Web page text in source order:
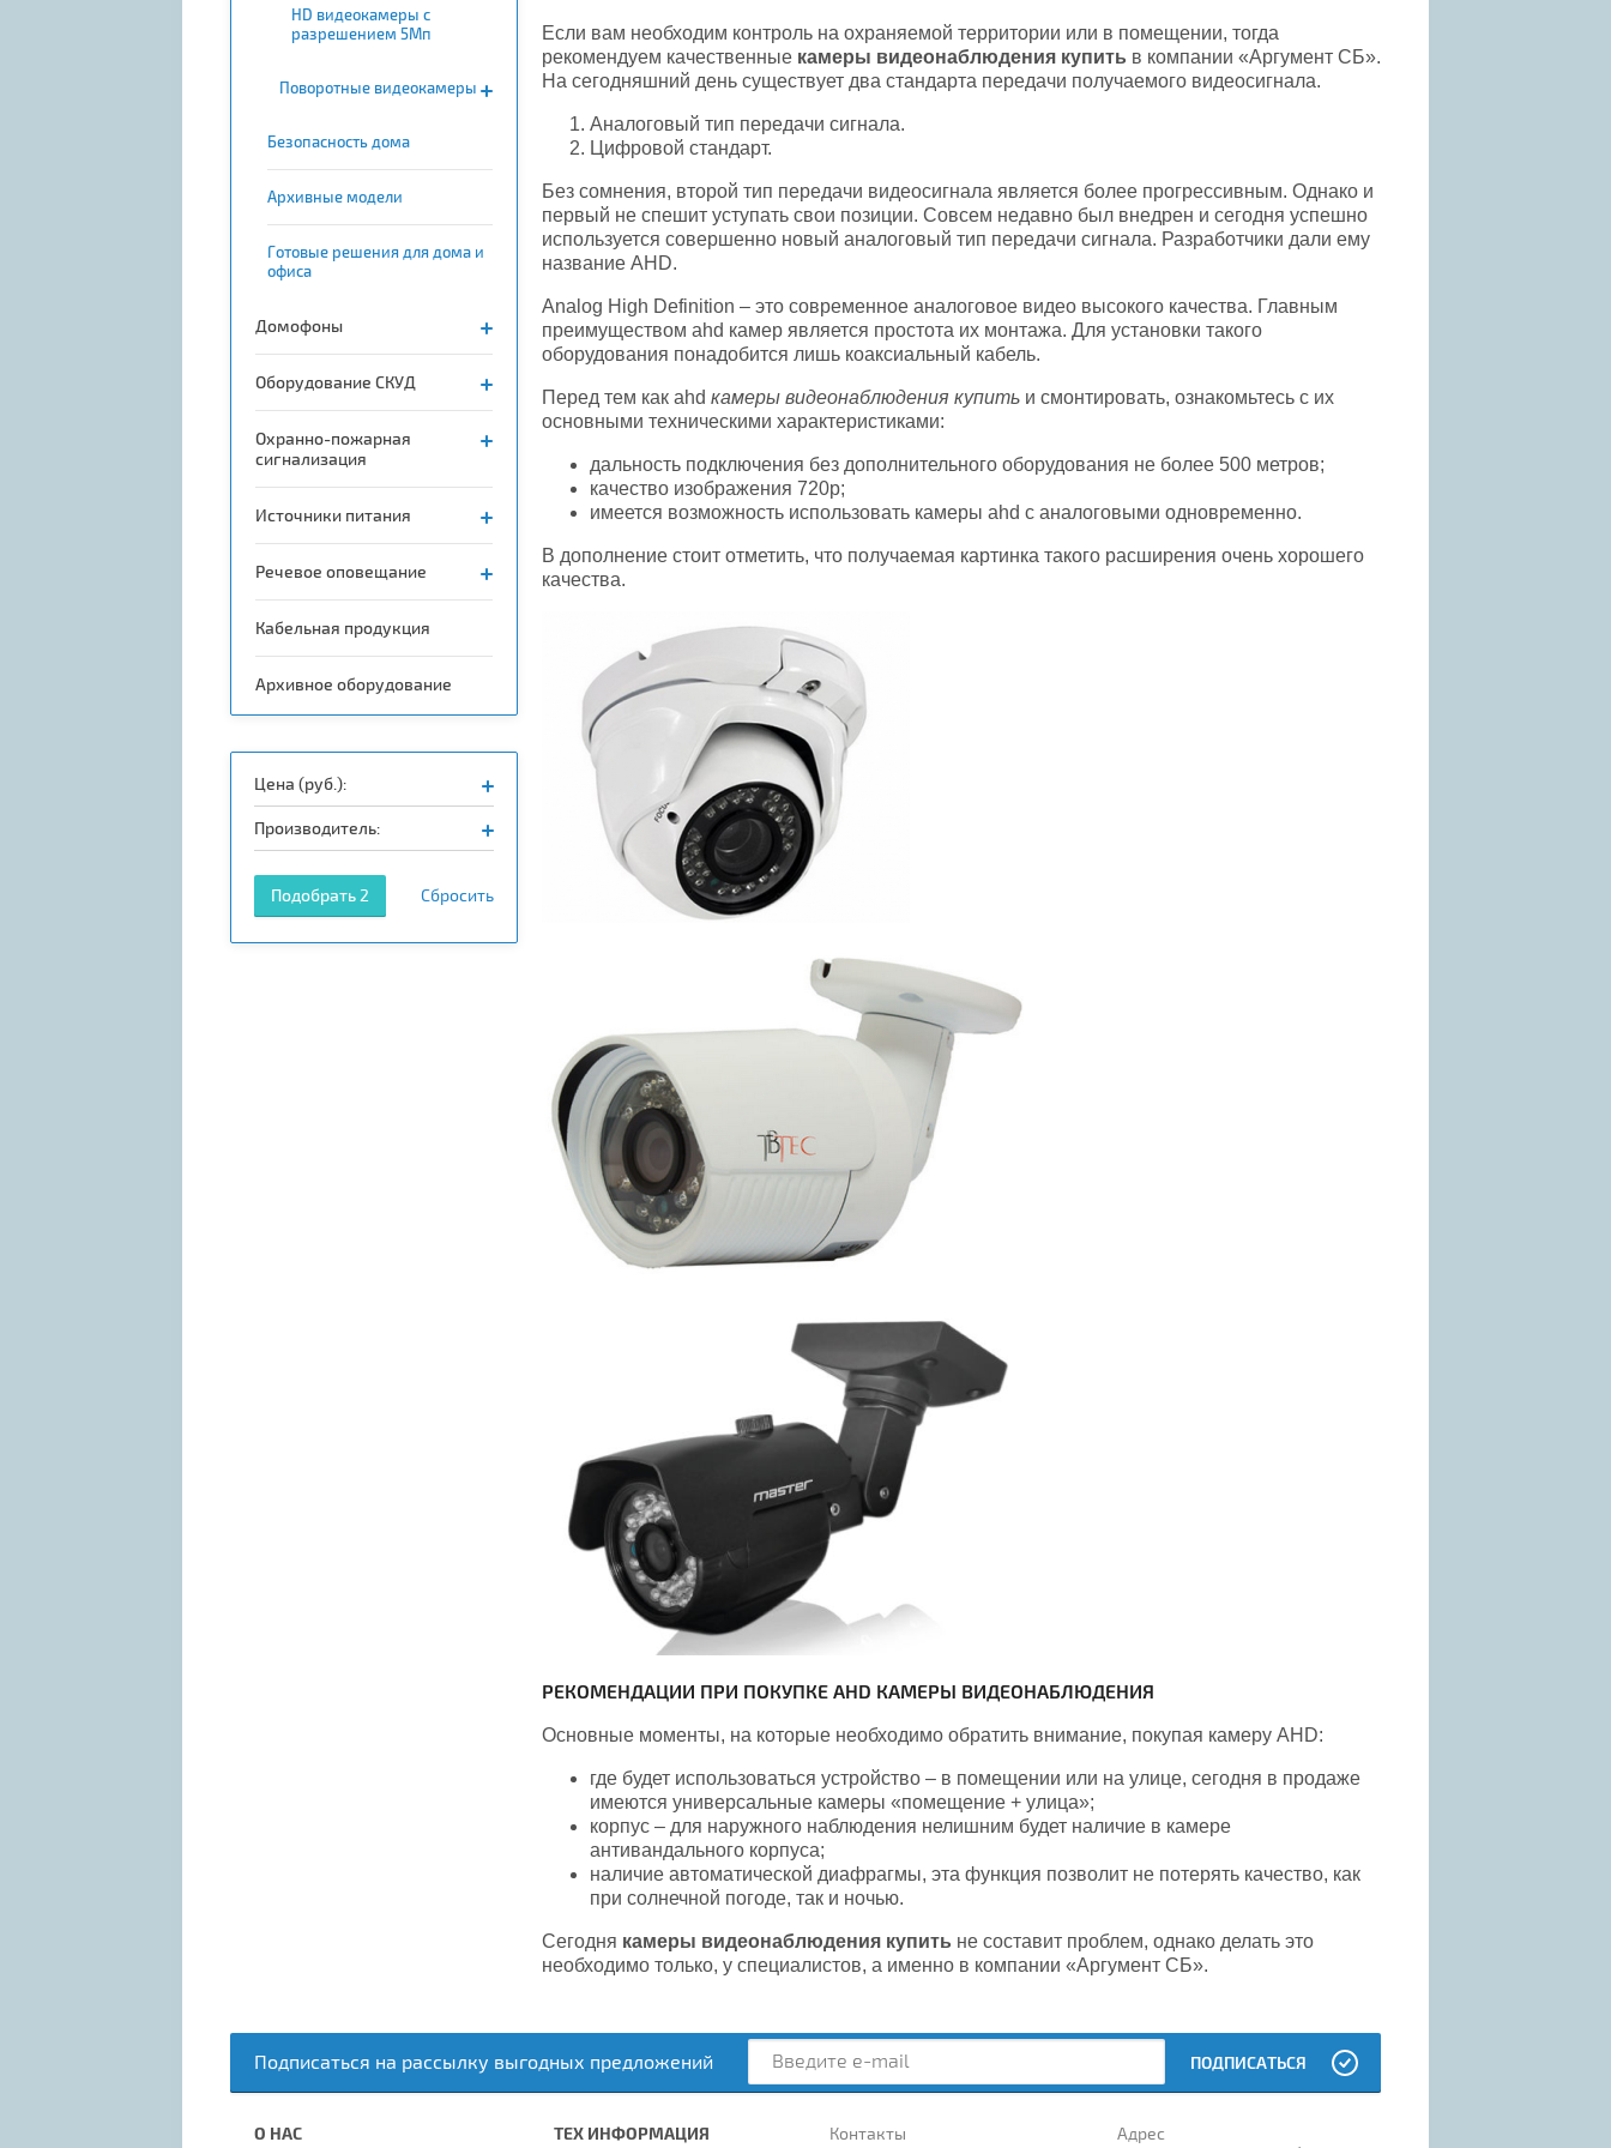
HD видеокамеры с
разрешением 5Мп
Поворотные видеокамеры
Безопасность дома
Архивные модели
Готовые решения для дома и
офиса
Домофоны
Оборудование СКУД
Охранно-пожарная
сигнализация
Источники питания
Речевое оповещание
Кабельная продукция
Архивное оборудование
Цена (руб.):
Производитель:
Подобрать2 Сбросить
Если вам необходим контроль на охраняемой территории или в помещении, тогда
рекомендуем качественные камеры видеонаблюдения купить в компании «Аргумент СБ».
На сегодняшний день существует два стандарта передачи получаемого видеосигнала.
Аналоговый тип передачи сигнала.
Цифровой стандарт.
Без сомнения, второй тип передачи видеосигнала является более прогрессивным. Однако и
первый не спешит уступать свои позиции. Совсем недавно был внедрен и сегодня успешно
используется совершенно новый аналоговый тип передачи сигнала. Разработчики дали ему
название AHD.
Analog High Definition – это современное аналоговое видео высокого качества. Главным
преимуществом ahd камер является простота их монтажа. Для установки такого
оборудования понадобится лишь коаксиальный кабель.
Перед тем как ahd камеры видеонаблюдения купить и смонтировать, ознакомьтесь с их
основными техническими характеристиками:
дальность подключения без дополнительного оборудования не более 500 метров;
качество изображения 720р;
имеется возможность использовать камеры ahd с аналоговыми одновременно.
В дополнение стоит отметить, что получаемая картинка такого расширения очень хорошего
качества.
РЕКОМЕНДАЦИИ ПРИ ПОКУПКЕ AHD КАМЕРЫ ВИДЕОНАБЛЮДЕНИЯ
Основные моменты, на которые необходимо обратить внимание, покупая камеру AHD:
где будет использоваться устройство – в помещении или на улице, сегодня в продаже
имеются универсальные камеры «помещение + улица»;
корпус – для наружного наблюдения нелишним будет наличие в камере
антивандального корпуса;
наличие автоматической диафрагмы, эта функция позволит не потерять качество, как
при солнечной погоде, так и ночью.
Сегодня камеры видеонаблюдения купить не составит проблем, однако делать это
необходимо только, у специалистов, а именно в компании «Аргумент СБ».
Подписаться на рассылку выгодных предложений ПОДПИСАТЬСЯ
О НАС ТЕХ ИНФОРМАЦИЯ
Контакты
Адрес